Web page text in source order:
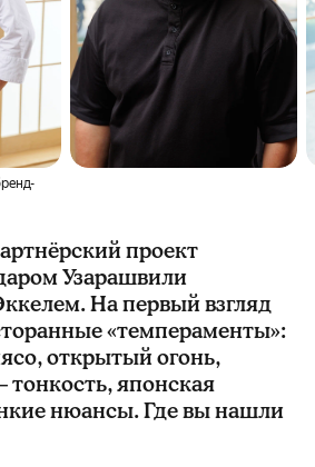
проект
Узарашвили
На первый взгляд
«темпераменты»:
открытый огонь,
тонкость, японская
нюансы. Где вы нашли